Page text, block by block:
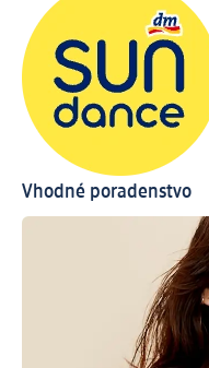
Vhodné poradenstvo